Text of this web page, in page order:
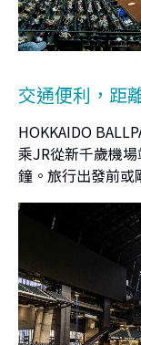
交通便利，距
HOKKAIDO
乘JR從新千歲機
鐘。旅行出發前或